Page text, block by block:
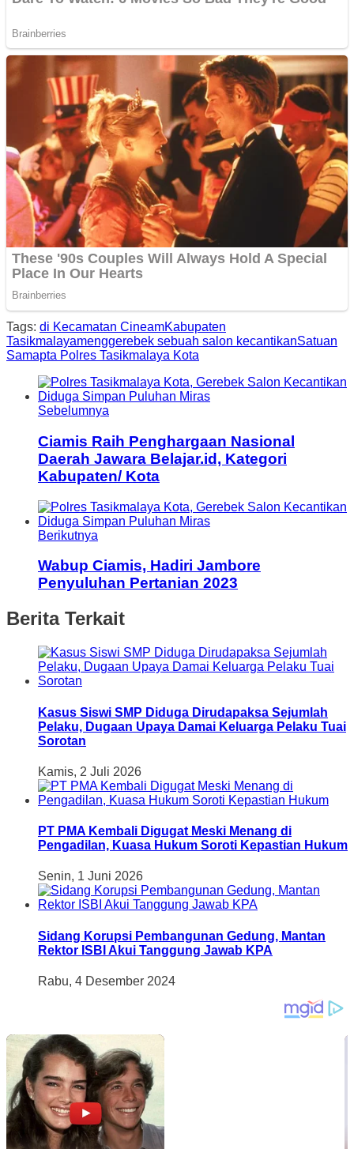
Tags: di Kecamatan CineamKabupaten
Tasikmalayamenggerebek sebuah salon kecantikanSatuan
Samapta Polres Tasikmalaya Kota
Sebelumnya
Ciamis Raih Penghargaan Nasional
Daerah Jawara Belajar.id, Kategori
Kabupaten/ Kota
Berikutnya
Wabup Ciamis, Hadiri Jambore
Penyuluhan Pertanian 2023
Berita Terkait
Kasus Siswi SMP Diduga Dirudapaksa Sejumlah
Pelaku, Dugaan Upaya Damai Keluarga Pelaku Tuai
Sorotan
Kamis, 2 Juli 2026
PT PMA Kembali Digugat Meski Menang di
Pengadilan, Kuasa Hukum Soroti Kepastian Hukum
Senin, 1 Juni 2026
Sidang Korupsi Pembangunan Gedung, Mantan
Rektor ISBI Akui Tanggung Jawab KPA
Rabu, 4 Desember 2024